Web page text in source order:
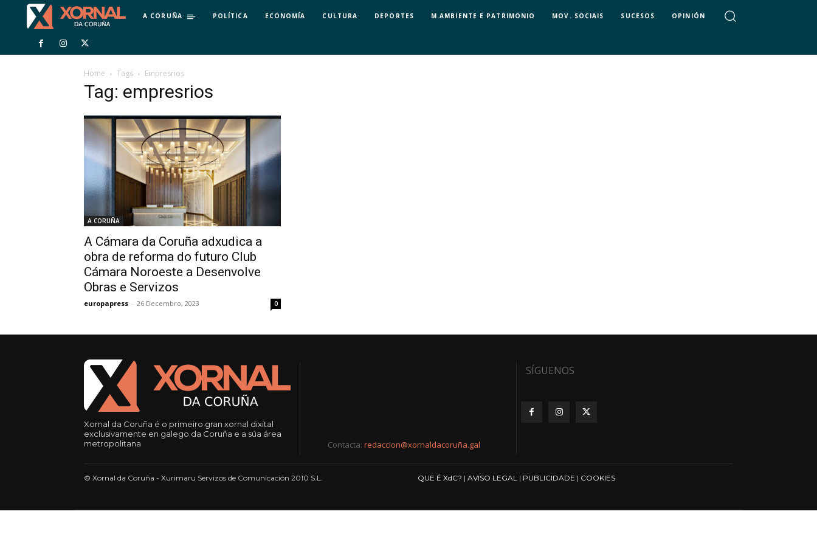
A CORUÑA POLÍTICA ECONOMÍA CULTURA DEPORTES M.AMBIENTE E PATRIMONIO MOV. SOCIAIS SUCESOS OPINIÓN
Home Tags Empresrios
Tag: empresrios
A CORUÑA
A Cámara da Coruña adxudica a
obra de reforma do futuro Club
Cámara Noroeste a Desenvolve
Obras e Servizos
europapress - 26 Decembro, 2023 0
Xornal da Coruña é o primeiro gran xornal dixital
exclusivamente en galego da Coruña e a súa área
metropolitana
Contacta: redaccion@xornaldacoruña.gal
SÍGUENOS
© Xornal da Coruña - Xurimaru Servizos de Comunicación 2010 S.L. QUE É XdC? | AVISO LEGAL | PUBLICIDADE | COOKIES